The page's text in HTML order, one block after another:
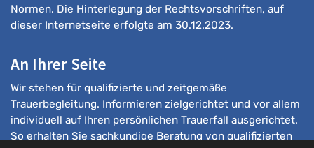
Normen. Die Hinterlegung der Rechtsvorschriften, auf
dieser Internetseite erfolgte am 30.12.2023.
An Ihrer Seite
Wir stehen für qualifizierte und zeitgemäße
Trauerbegleitung. Informieren zielgerichtet und vor allem
individuell auf Ihren persönlichen Trauerfall ausgerichtet.
So erhalten Sie sachkundige Beratung von qualifizierten